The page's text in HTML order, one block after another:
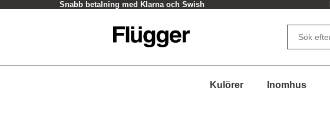
Snabb betalning med Klarna och Swish
Kulörer Inomhus